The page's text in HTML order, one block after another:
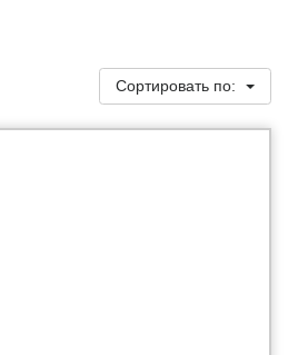
Сортировать по: